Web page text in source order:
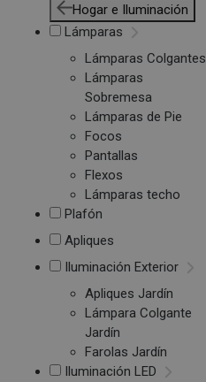
Hogar e Iluminación
Lámparas
Lámparas Colgantes
Lámparas
Sobremesa
Lámparas de Pie
Focos
Pantallas
Flexos
Lámparas techo
Plafón
Apliques
Iluminación Exterior
Apliques Jardín
Lámpara Colgante
Jardín
Farolas Jardín
Iluminación LED